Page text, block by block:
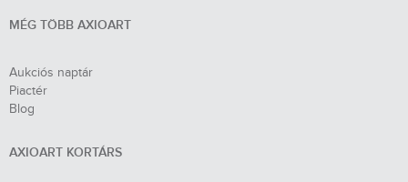
MÉG TÖBB AXIOART
Aukciós naptár
Piactér
Blog
AXIOART KORTÁRS